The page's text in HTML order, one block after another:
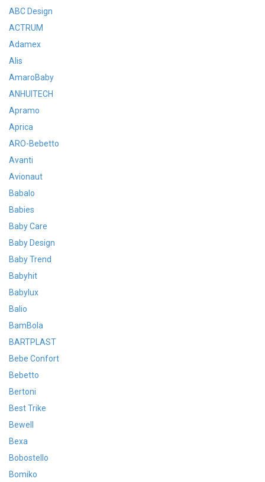
ABC Design
ACTRUM
Adamex
Alis
AmaroBaby
ANHUITECH
Apramo
Aprica
ARO-Bebetto
Avanti
Avionaut
Babalo
Babies
Baby Care
Baby Design
Baby Trend
Babyhit
Babylux
Balio
BamBola
BARTPLAST
Bebe Confort
Bebetto
Bertoni
Best Trike
Bewell
Bexa
Bobostello
Bomiko